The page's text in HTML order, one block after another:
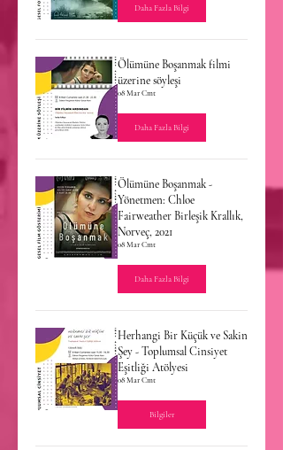
Daha Fazla Bilgi
Ölümüne Boşanmak filmi
üzerine söyleşi
08 Mar Cmt
Daha Fazla Bilgi
Ölümüne Boşanmak -
Yönetmen: Chloe
Fairweather Birleşik Krallık,
Norveç, 2021
08 Mar Cmt
Daha Fazla Bilgi
Herhangi Bir Küçük ve Sakin
Şey - Toplumsal Cinsiyet
Eşitliği Atölyesi
08 Mar Cmt
Bilgiler